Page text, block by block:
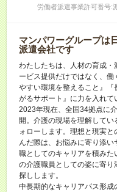
労働者派遣事業許可番号:
マンパワーグループは
派遣会社です
わたしたちは、人材の育成・
ービス提供だけではなく、働
やすい環境を整えること』『
がるサポート』に力を入れて
2023年現在、全国34拠点に
開。介護の現場を理解してい
ォローします。理想と現実と
んだ際は、お悩みに寄り添い
職としてのキャリアを積みた
の介護職員としての姿に寄り
探しします。
中長期的なキャリアパス形成